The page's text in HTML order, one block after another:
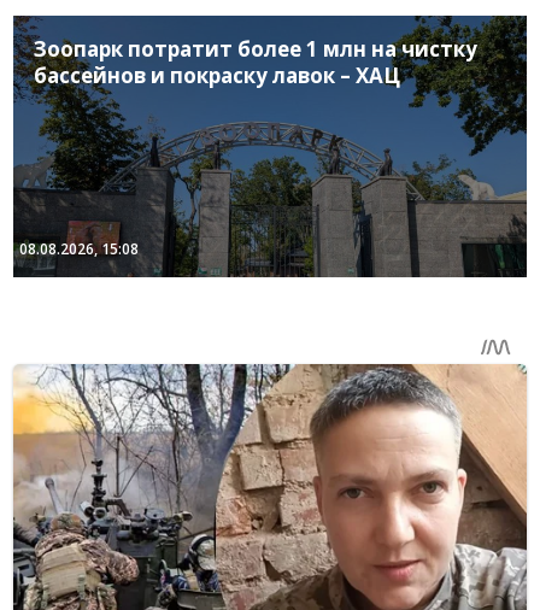
Зоопарк потратит более 1 млн на чистку
бассейнов и покраску лавок – ХАЦ
08.08.2026, 15:08